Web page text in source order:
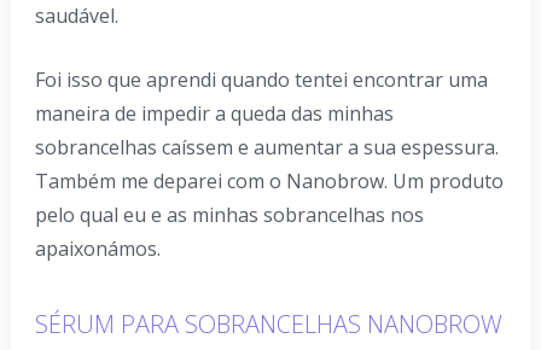
saudável.
Foi isso que aprendi quando tentei encontrar uma
maneira de impedir a queda das minhas
sobrancelhas caíssem e aumentar a sua espessura.
Também me deparei com o Nanobrow. Um produto
pelo qual eu e as minhas sobrancelhas nos
apaixonámos.
SÉRUM PARA SOBRANCELHAS NANOBROW